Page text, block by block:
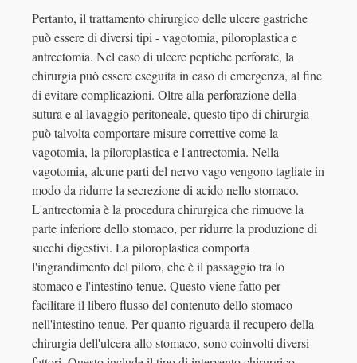
Pertanto, il trattamento chirurgico delle ulcere gastriche
può essere di diversi tipi - vagotomia, piloroplastica e
antrectomia. Nel caso di ulcere peptiche perforate, la
chirurgia può essere eseguita in caso di emergenza, al fine
di evitare complicazioni. Oltre alla perforazione della
sutura e al lavaggio peritoneale, questo tipo di chirurgia
può talvolta comportare misure correttive come la
vagotomia, la piloroplastica e l'antrectomia. Nella
vagotomia, alcune parti del nervo vago vengono tagliate in
modo da ridurre la secrezione di acido nello stomaco.
L'antrectomia è la procedura chirurgica che rimuove la
parte inferiore dello stomaco, per ridurre la produzione di
succhi digestivi. La piloroplastica comporta
l'ingrandimento del piloro, che è il passaggio tra lo
stomaco e l'intestino tenue. Questo viene fatto per
facilitare il libero flusso del contenuto dello stomaco
nell'intestino tenue. Per quanto riguarda il recupero della
chirurgia dell'ulcera allo stomaco, sono coinvolti diversi